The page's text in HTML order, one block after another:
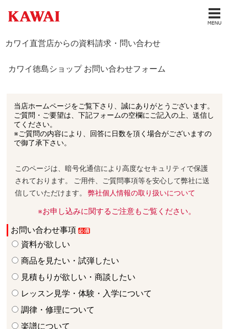
カワイ直営店からの資料請求・問い合わせ
カワイ徳島ショップ お問い合わせフォーム
当店ホームページをご覧下さり、誠にありがとうございます。
ご質問・ご要望は、下記フォームの空欄にご記入の上、送信し
てください。
※ご質問の内容により、回答に日数を頂く場合がございますの
で御了承下さい。
このページは、暗号化通信により高度なセキュリティで保護
されております。 ご用件、ご質問事項等を安心して弊社に送
信していただけます。弊社個人情報の取り扱いについて
※お申し込みに関するご注意もご覧ください。
お問い合わせ事項
資料が欲しい
商品を見たい・試弾したい
見積もりが欲しい・商談したい
レッスン見学・体験・入学について
調律・修理について
楽譜について